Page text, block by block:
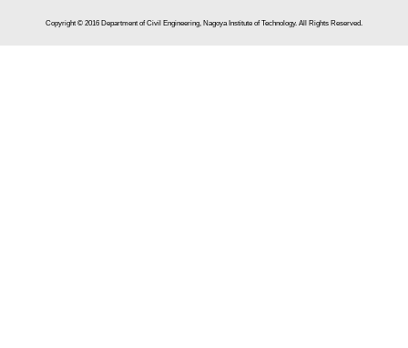
Copyright © 2016 Department of Civil Engineering, Nagoya Institute of Technology. All Rights Reserved.